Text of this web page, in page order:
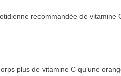
recommandée de vitamine
plus de vitamine C qu’une